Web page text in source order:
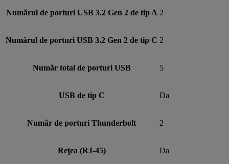
Numărul de porturi USB 3.2 Gen 2 de tip A 2
Numărul de porturi USB 3.2 Gen 2 de tip C 2
Număr total de porturi USB 5
USB de tip C Da
Număr de porturi Thunderbolt 2
Reţea (RJ-45) Da